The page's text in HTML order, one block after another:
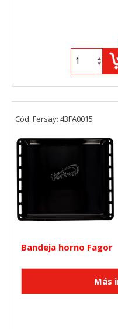
Bandeja horno Fagor
Cód. Fersay: 43FA0015